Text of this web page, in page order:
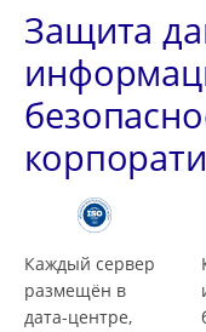
Защита
Каждый сервер
размещён в
дата-центре,